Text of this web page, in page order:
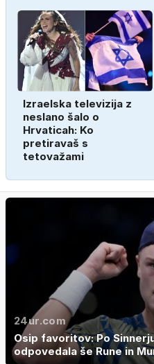
Izraelska televizija z
neslano šalo o
Hrvaticah: Ko
pretiravaš s
tetovažami
24ur.com
Osip favoritov: Po
odpovedala še Rune in